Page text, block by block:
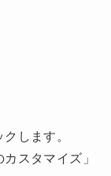
します。
スタマイズ」